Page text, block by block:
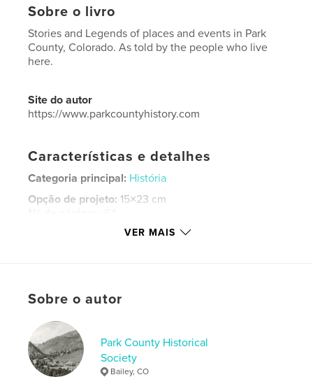
Sobre o livro
Stories and Legends of places and events in Park
County, Colorado. As told by the people who live
here.
Site do autor
https://www.parkcountyhistory.com
Características e detalhes
Categoria principal: História
Opção de projeto: 15×23 cm
,
depot , gold ,
VER MAIS
Sobre o autor
Park County Historical
Society
Bailey, CO